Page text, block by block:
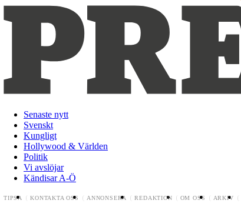
Senaste nytt
Svenskt
Kungligt
Hollywood & Världen
Politik
Vi avslöjar
Kändisar A-Ö
TIPSA KONTAKTA OSS ANNONSERA REDAKTION OM OSS ARKIV